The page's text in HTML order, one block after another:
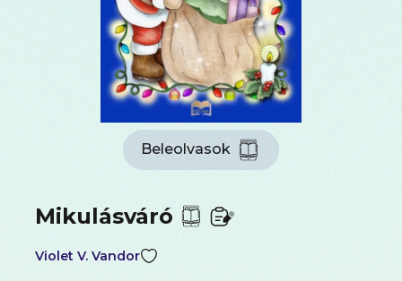
Beleolvasok
Mikulásváró
Violet V. Vandor